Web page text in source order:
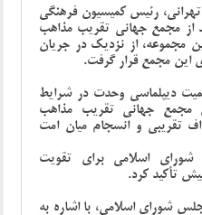
رئیس کمیسیون فرهنگی
از مجمع جهانی تقریب مذاهب
مجموعه، از نزدیک در جریان
این مجمع قرار گرفت.
دیپلماسی وحدت در شرایط
مجمع جهانی تقریب مذاهب
تقریبی و انسجام میان امت
اسلامی برای تقویت
تأکید کرد.
شورای اسلامی، با اشاره به